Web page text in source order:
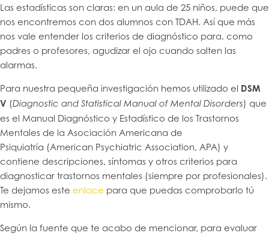
Las estadísticas son claras: en un aula de 25 niños, puede que
nos encontremos con dos alumnos con TDAH. Así que más
nos vale entender los criterios de diagnóstico para, como
padres o profesores, agudizar el ojo cuando salten las
alarmas.
Para nuestra pequeña investigación hemos utilizado el DSM
V (Diagnostic and Statistical Manual of Mental Disorders) que
es el Manual Diagnóstico y Estadístico de los Trastornos
Mentales de la Asociación Americana de
Psiquiatría (American Psychiatric Association, APA) y
contiene descripciones, síntomas y otros criterios para
diagnosticar trastornos mentales (siempre por profesionales).
Te dejamos este enlace para que puedas comprobarlo tú
mismo.
Según la fuente que te acabo de mencionar, para evaluar